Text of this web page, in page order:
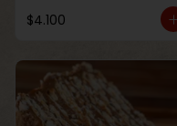
$4.100